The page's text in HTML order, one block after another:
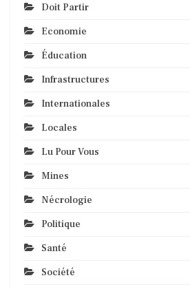
Doit Partir
Economie
Éducation
Infrastructures
Internationales
Locales
Lu Pour Vous
Mines
Nécrologie
Politique
Santé
Société